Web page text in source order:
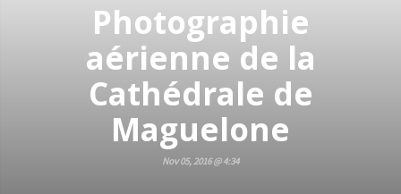
Photographie
aérienne de la
Cathédrale de
Maguelone
Nov 05, 2016 @ 4:34